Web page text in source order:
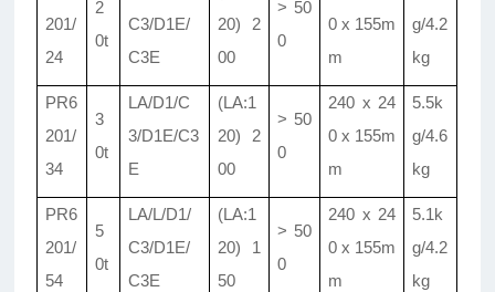
201/
24
2
0t
C3/D1E/
C3E
20) 2
00
> 50
0
0 x 155m
m
g/4.2
kg
PR6
201/
34
3
0t
LA/D1/C
3/D1E/C3
E
(LA:1
20) 2
00
> 50
0
240 x 24
0 x 155m
m
5.5k
g/4.6
kg
PR6
201/
54
5
0t
LA/L/D1/
C3/D1E/
C3E
(LA:1
20) 1
50
> 50
0
240 x 24
0 x 155m
m
5.1k
g/4.2
kg